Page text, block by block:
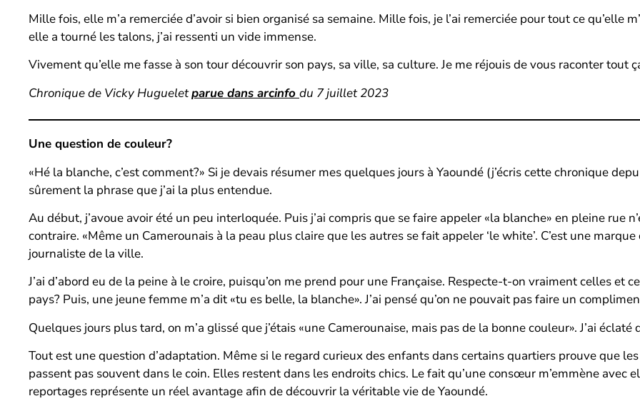
Mille fois, elle m’a remerciée d’avoir si bien organisé sa semaine. Mille fois, je l’ai remerciée pour tout ce qu’elle
elle a tourné les talons, j’ai ressenti un vide immense.
Vivement qu’elle me fasse à son tour découvrir son pays, sa ville, sa culture. Je me réjouis de vous raconter tout
Chronique de Vicky Hugueletparue dans arcinfo du 7 juillet 2023
Une question de couleur?
«Hé la blanche, c’est comment?» Si je devais résumer mes quelques jours à Yaoundé (j’écris cette chronique
sûrement la phrase que j’ai la plus entendue.
Au début, j’avoue avoir été un peu interloquée. Puis j’ai compris que se faire appeler «la blanche» en pleine rue
contraire. «Même un Camerounais à la peau plus claire que les autres se fait appeler ‘le white’. C’est une
journaliste de la ville.
J’ai d’abord eu de la peine à le croire, puisqu’on me prend pour une Française. Respecte-t-on vraiment celles et
pays? Puis, une jeune femme m’a dit «tu es belle, la blanche». J’ai pensé qu’on ne pouvait pas faire un
Quelques jours plus tard, on m’a glissé que j’étais «une Camerounaise, mais pas de la bonne couleur». J’ai
Tout est une question d’adaptation. Même si le regard curieux des enfants dans certains quartiers prouve que
passent pas souvent dans le coin. Elles restent dans les endroits chics. Le fait qu’une consœur m’emmène avec
reportages représente un réel avantage afin de découvrir la véritable vie de Yaoundé.